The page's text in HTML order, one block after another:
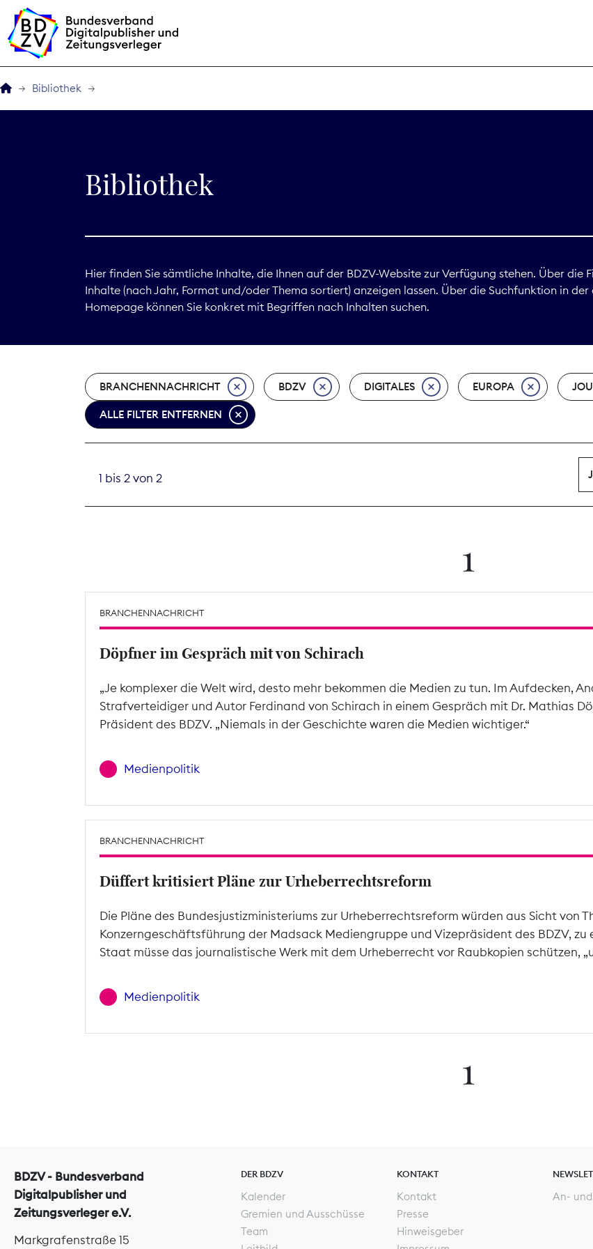
BDZVplus GmbH
Service
Bibliothek
Bibliothek
Hier finden Sie sämtliche Inhalte, die Ihnen auf der BDZV-Website zur Verfügung stehen. Über die
Inhalte (nach Jahr, Format und/oder Thema sortiert) anzeigen lassen. Über die Suchfunktion in
Homepage können Sie konkret mit Begriffen nach Inhalten suchen.
BRANCHENNACHRICHT BDZV DIGITALES EUROPA
ALLE FILTER ENTFERNEN
1 bis 2 von 2
1
BRANCHENNACHRICHT
Döpfner im Gespräch mit von Schirach
„Je komplexer die Welt wird, desto mehr bekommen die Medien zu tun. Im Aufdecken,
Strafverteidiger und Autor Ferdinand von Schirach in einem Gespräch mit Dr. Mathias
Präsident des BDZV. „Niemals in der Geschichte waren die Medien wichtiger.“
Medienpolitik
BRANCHENNACHRICHT
Düffert kritisiert Pläne zur Urheberrechtsreform
Die Pläne des Bundesjustizministeriums zur Urheberrechtsreform würden aus Sicht von
Konzerngeschäftsführung der Madsack Mediengruppe und Vizepräsident des BDZV, zu
Staat müsse das journalistische Werk mit dem Urheberrecht vor Raubkopien schützen,
Medienpolitik
1
BDZV - Bundesverband
Digitalpublisher und
Zeitungsverleger e.V.
Markgrafenstraße 15
DER BDZV
Kalender
Gremien und Ausschüsse
Team
KONTAKT
Kontakt
Presse
Hinweisgeber
An-